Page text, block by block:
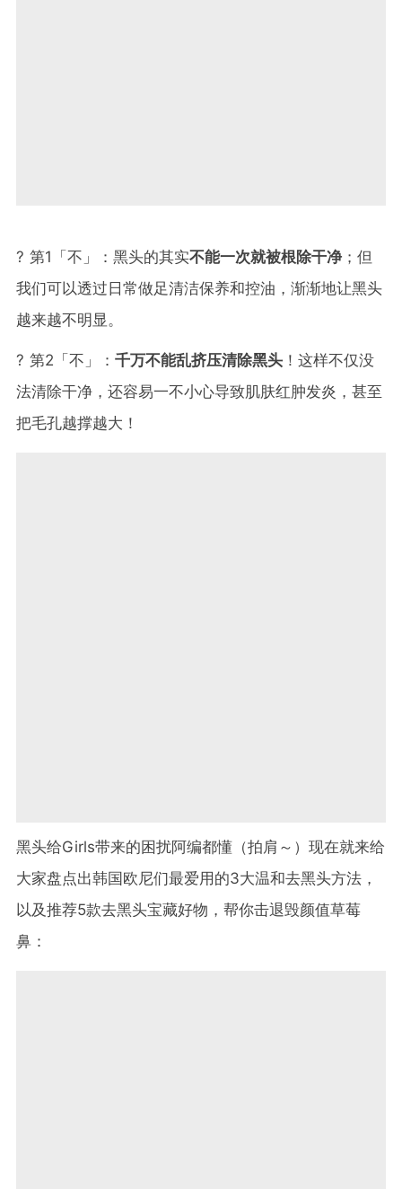
? 第1「不」：黑头的其实不能一次就被根除干净 ；但
我们可以透过日常做足清洁保养和控油，渐渐地让黑头
越来越不明显。
? 第2「不」： 千万不能乱挤压清除黑头 ！这样不仅没
法清除干净，还容易一不小心导致肌肤红肿发炎，甚至
把毛孔越撑越大！
黑头给Girls带来的困扰阿编都懂（拍肩～）现在就来给
大家盘点出韩国欧尼们最爱用的3大温和去黑头方法，
以及推荐5款去黑头宝藏好物，帮你击退毁颜值草莓
鼻：